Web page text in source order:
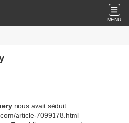
MENU
nous avait séduit :
article-7099178.html